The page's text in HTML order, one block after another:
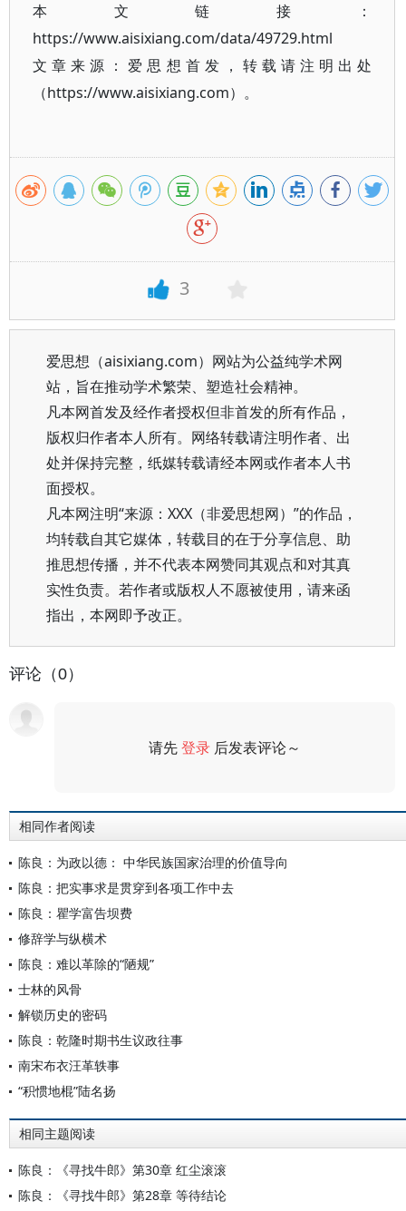
本文链接：
https://www.aisixiang.com/data/49729.html
文章来源：爱思想首发，转载请注明出处
（https://www.aisixiang.com）。
3
爱思想（aisixiang.com）网站为公益纯学术网
站，旨在推动学术繁荣、塑造社会精神。
凡本网首发及经作者授权但非首发的所有作品，
版权归作者本人所有。网络转载请注明作者、出
处并保持完整，纸媒转载请经本网或作者本人书
面授权。
凡本网注明“来源：XXX（非爱思想网）”的作品，
均转载自其它媒体，转载目的在于分享信息、助
推思想传播，并不代表本网赞同其观点和对其真
实性负责。若作者或版权人不愿被使用，请来函
指出，本网即予改正。
评论（0）
请先登录 后发表评论～
相同作者阅读
陈良：为政以德： 中华民族国家治理的价值导向
陈良：把实事求是贯穿到各项工作中去
陈良：瞿学富告坝费
修辞学与纵横术
陈良：难以革除的“陋规”
士林的风骨
解锁历史的密码
陈良：乾隆时期书生议政往事
南宋布衣汪革轶事
“积惯地棍”陆名扬
相同主题阅读
陈良：《寻找牛郎》第30章 红尘滚滚
陈良：《寻找牛郎》第28章 等待结论